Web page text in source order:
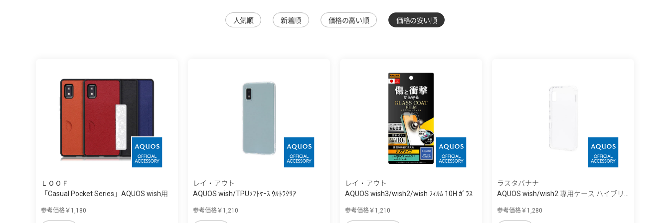
人気順 新着順 価格の高い順 価格の安い順
ＬＯＯＦ
「Casual Pocket Series」AQUOS wish用
参考価格￥1,180
レイ・アウト
AQUOS wish/TPUｿﾌﾄｹｰｽ ｳﾙﾄﾗｸﾘｱ
参考価格￥1,210
レイ・アウト
AQUOS wish3/wish2/wish ﾌｨﾙﾑ 10H ｶﾞﾗｽ
参考価格￥1,210
ラスタバナナ
AQUOS wish/wish2 専用ケース ハイブリ...
参考価格￥1,280